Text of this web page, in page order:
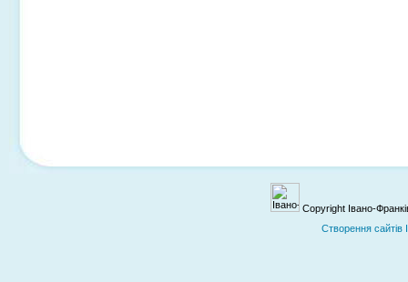
Copyright Івано-
Cтворення сайтів